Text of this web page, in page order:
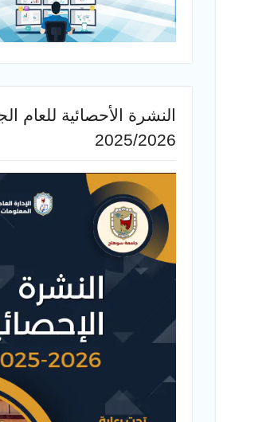
النشرة الأحصائية للعام
2025/2026